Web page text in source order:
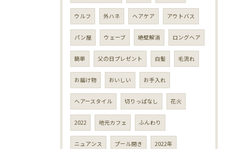
ウルフ 外ハネ ヘアケア アウトバス
パン屋 ウェーブ 絶壁解消 ロングヘア
簡単 父の日プレゼント 白髪 毛流れ
お届け物 おいしい お手入れ
ヘアースタイル 切りっぱなし 花火
2022 地元カフェ ふんわり
ニュアンス プール開き 2022年